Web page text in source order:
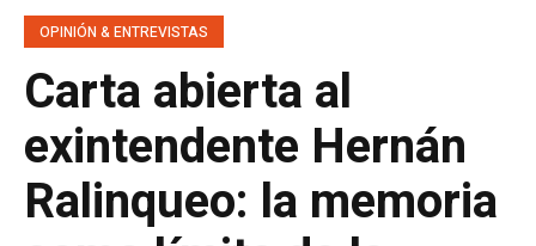
OPINIÓN & ENTREVISTAS
Carta abierta al
exintendente Hernán
Ralinqueo: la memoria